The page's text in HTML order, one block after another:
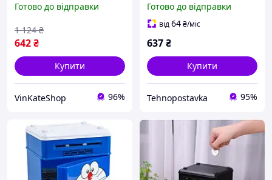
для дітей та дорослих
Готово до відправки
642₴
1 124 ₴
Купити
VinKateShop 96%
Готово до відправки
від64₴/міс
637₴
Купити
Tehnopostavka 95%